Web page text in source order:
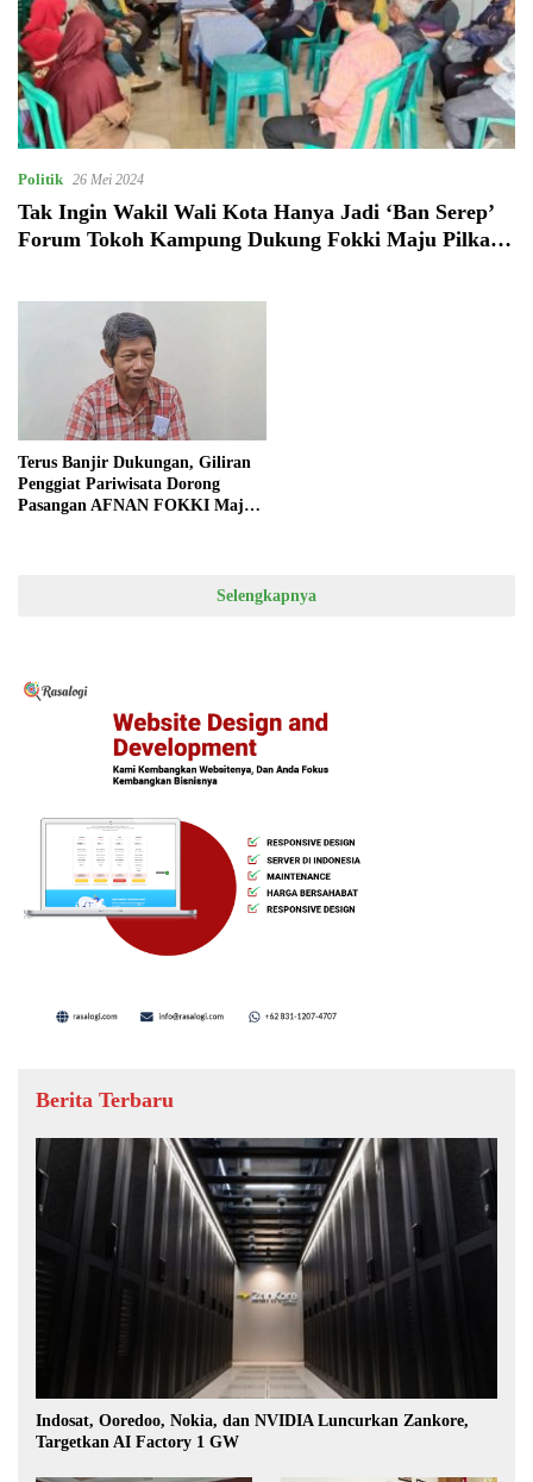
Politik 26 Mei 2024
Tak Ingin Wakil Wali Kota Hanya Jadi ‘Ban Serep’
Forum Tokoh Kampung Dukung Fokki Maju Pilkada
Terus Banjir Dukungan, Giliran
Penggiat Pariwisata Dorong
Pasangan AFNAN FOKKI Maju
Selengkapnya
Berita Terbaru
Indosat, Ooredoo, Nokia, dan NVIDIA Luncurkan Zankore,
Targetkan AI Factory 1 GW